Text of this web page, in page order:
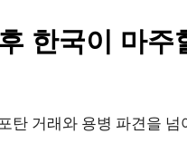
한국이 마주
탄 거래와 용병 파견을